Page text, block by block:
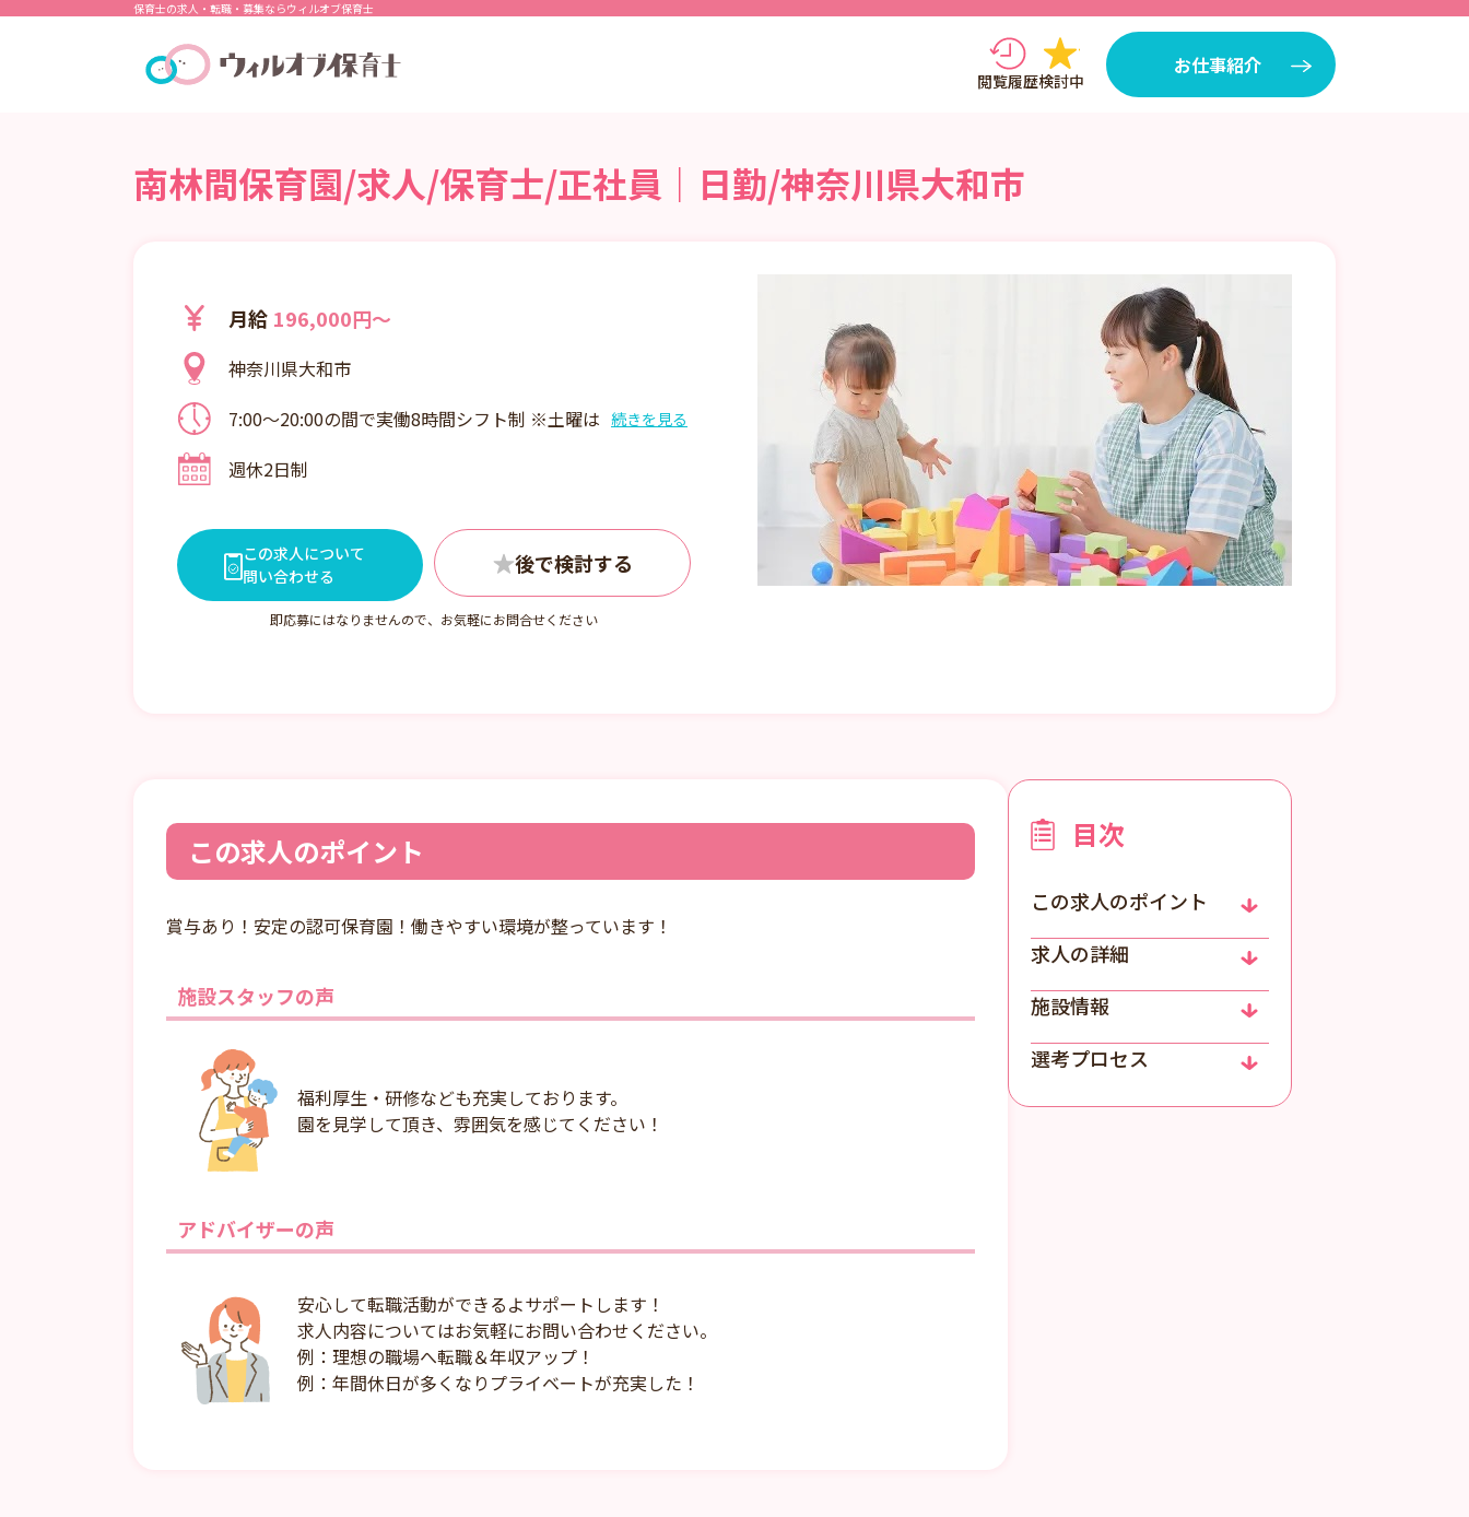
保育士の求人・転職・募集ならウィルオブ保育士
閲覧履歴検討中
お仕事紹介
南林間保育園/求人/保育士/正社員｜日勤/神奈川県大和市
月給 196,000円～
神奈川県大和市
7:00～20:00の間で実働8時間シフト制 ※土曜は 続きを見る
週休2日制
この求人について
問い合わせる
即応募にはなりませんので、お気軽にお問合せください
この求人のポイント
賞与あり！安定の認可保育園！働きやすい環境が整っています！
施設スタッフの声
福利厚生・研修なども充実しております。
園を見学して頂き、雰囲気を感じてください！
アドバイザーの声
安心して転職活動ができるよサポートします！
求人内容についてはお気軽にお問い合わせください。
例：理想の職場へ転職＆年収アップ！
例：年間休日が多くなりプライベートが充実した！
目次
この求人のポイント
求人の詳細
施設情報
選考プロセス